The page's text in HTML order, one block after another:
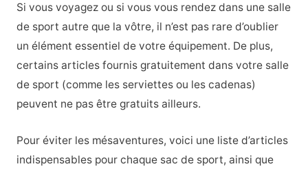
Si vous voyagez ou si vous vous rendez dans une salle
de sport autre que la vôtre, il n’est pas rare d’oublier
un élément essentiel de votre équipement. De plus,
certains articles fournis gratuitement dans votre salle
de sport (comme les serviettes ou les cadenas)
peuvent ne pas être gratuits ailleurs.
Pour éviter les mésaventures, voici une liste d’articles
indispensables pour chaque sac de sport, ainsi que